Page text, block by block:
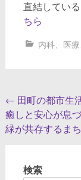
直結している
ちら
内科、 医療
投
稿
ナ
← 田町の都市生
癒しと安心が息
緑が共存するまち
検索